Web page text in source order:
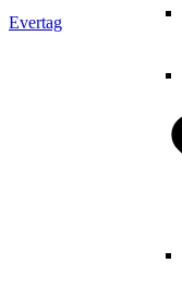
Evertag